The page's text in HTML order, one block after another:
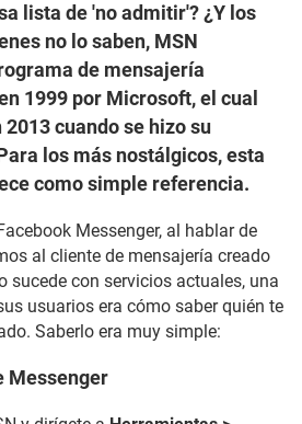
lista de 'no admitir'? ¿Y los
no lo saben, MSN
de mensajería
1999 por Microsoft, el cual
cuando se hizo su
los más nostálgicos, esta
como simple referencia.
Messenger, al hablar de
al cliente de mensajería creado
sucede con servicios actuales, una
usuarios era cómo saber quién te
Saberlo era muy simple:
Messenger